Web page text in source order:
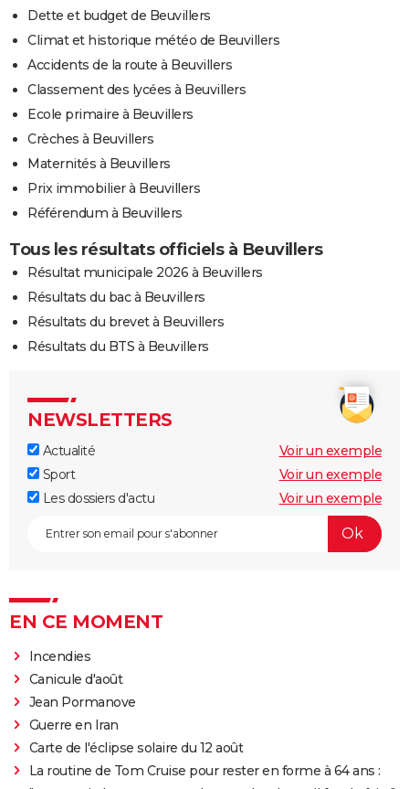
Dette et budget de Beuvillers
Climat et historique météo de Beuvillers
Accidents de la route à Beuvillers
Classement des lycées à Beuvillers
Ecole primaire à Beuvillers
Crèches à Beuvillers
Maternités à Beuvillers
Prix immobilier à Beuvillers
Référendum à Beuvillers
Tous les résultats officiels à Beuvillers
Résultat municipale 2026 à Beuvillers
Résultats du bac à Beuvillers
Résultats du brevet à Beuvillers
Résultats du BTS à Beuvillers
NEWSLETTERS
Actualité
Voir un exemple
Sport
Voir un exemple
Les dossiers d'actu
Voir un exemple
EN CE MOMENT
Incendies
Canicule d'août
Jean Pormanove
Guerre en Iran
Carte de l'éclipse solaire du 12 août
La routine de Tom Cruise pour rester en forme à 64 ans :